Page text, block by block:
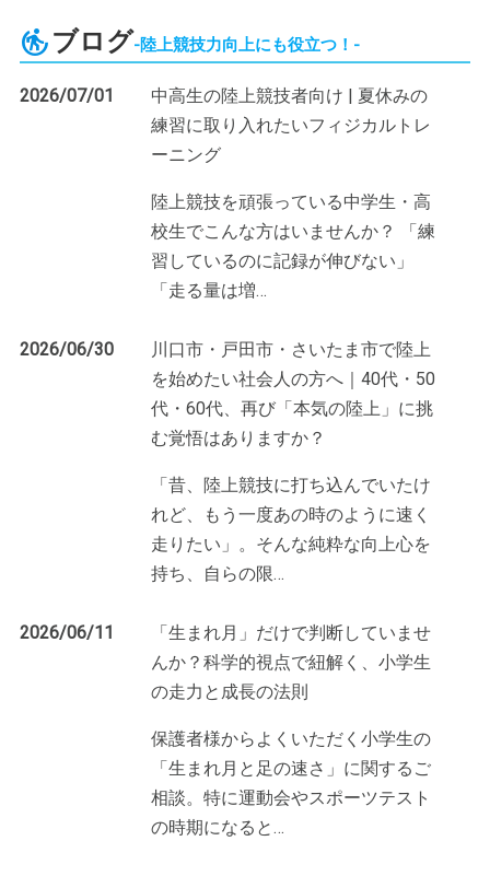
ブログ 陸上競技力向上にも役立つ！
2026/07/01
中高生の陸上競技者向け | 夏休みの
練習に取り入れたいフィジカルトレ
ーニング
陸上競技を頑張っている中学生・高
校生でこんな方はいませんか？ 「練
習しているのに記録が伸びない」
「走る量は増…
2026/06/30
川口市・戸田市・さいたま市で陸上
を始めたい社会人の方へ｜40代・50
代・60代、再び「本気の陸上」に挑
む覚悟はありますか？
「昔、陸上競技に打ち込んでいたけ
れど、もう一度あの時のように速く
走りたい」。そんな純粋な向上心を
持ち、自らの限…
2026/06/11
「生まれ月」だけで判断していませ
んか？科学的視点で紐解く、小学生
の走力と成長の法則
保護者様からよくいただく小学生の
「生まれ月と足の速さ」に関するご
相談。特に運動会やスポーツテスト
の時期になると…